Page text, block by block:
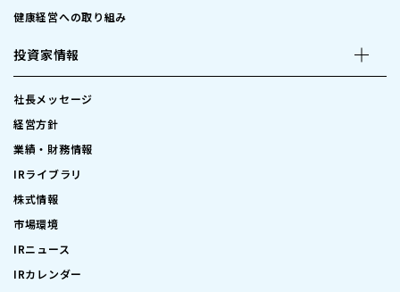
健康経営への取り組み
投資家情報
社長メッセージ
経営方針
業績・財務情報
IRライブラリ
株式情報
市場環境
IRニュース
IRカレンダー